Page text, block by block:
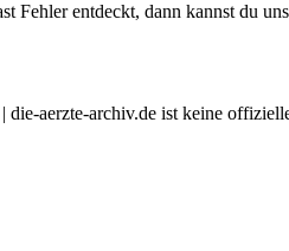
Fehler entdeckt, dann kannst du
aerzte-archiv.de ist keine